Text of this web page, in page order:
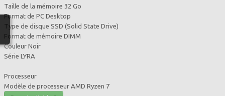
Taille de la mémoire 32 Go
Format de PC Desktop
Type de disque SSD (Solid State Drive)
Format de mémoire DIMM
Couleur Noir
Série LYRA
Processeur
Modèle de processeur AMD Ryzen 7